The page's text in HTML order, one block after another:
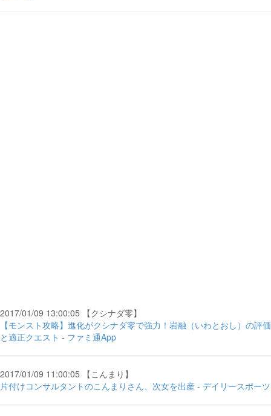
2017/01/09 13:00:05 【クシナダ零】
【モンスト攻略】進化がクシナダ零で強力！岩融（いわとおし）の評価
と適正クエスト - ファミ通App
2017/01/09 11:00:05 【こんまり】
片付けコンサルタントのこんまりさん、次女を出産 - デイリースポーツ